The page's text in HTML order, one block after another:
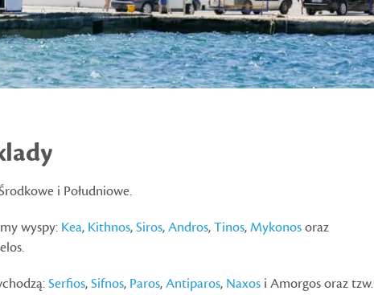
i Południowe.
wyspy: Kea, Kithnos,Siros,Andros,Tinos,Mykonosoraz
Serfios,Sifnos, Paros,Antiparos, Naxos i Amorgos oraz tzw.